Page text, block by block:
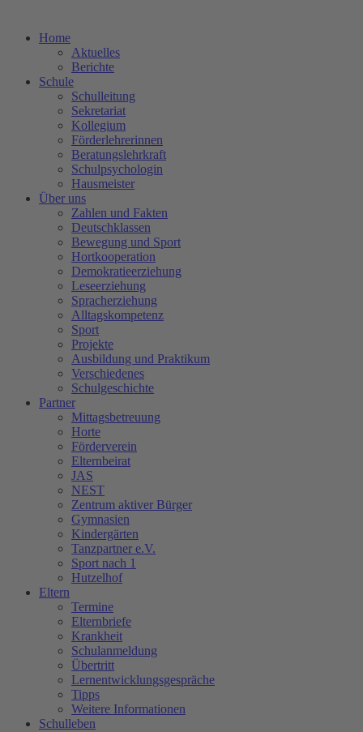
Home
Aktuelles
Berichte
Schule
Schulleitung
Sekretariat
Kollegium
Förderlehrerinnen
Beratungslehrkraft
Schulpsychologin
Hausmeister
Über uns
Zahlen und Fakten
Deutschklassen
Bewegung und Sport
Hortkooperation
Demokratieerziehung
Leseerziehung
Spracherziehung
Alltagskompetenz
Sport
Projekte
Ausbildung und Praktikum
Verschiedenes
Schulgeschichte
Partner
Mittagsbetreuung
Horte
Förderverein
Elternbeirat
JAS
NEST
Zentrum aktiver Bürger
Gymnasien
Kindergärten
Tanzpartner e.V.
Sport nach 1
Hutzelhof
Eltern
Termine
Elternbriefe
Krankheit
Schulanmeldung
Übertritt
Lernentwicklungsgespräche
Tipps
Weitere Informationen
Schulleben